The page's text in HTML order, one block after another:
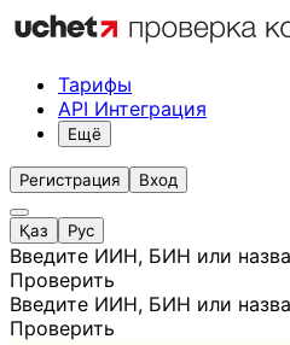
Тарифы
API Интеграция
Ещё
Регистрация Вход
Қаз Рус
Введите ИИН, БИН или
Проверить
Введите ИИН, БИН или
Проверить